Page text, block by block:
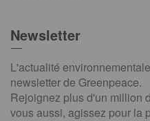
Newsletter
L'actualité
newsletter de Greenpeace.
Rejoignez plus d'un million
vous aussi, agissez pour la